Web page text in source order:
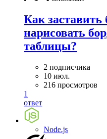
Как заставить
нарисовать
таблицы?
2 подписчика
10 июл.
216 просмотров
1
ответ
Node.js